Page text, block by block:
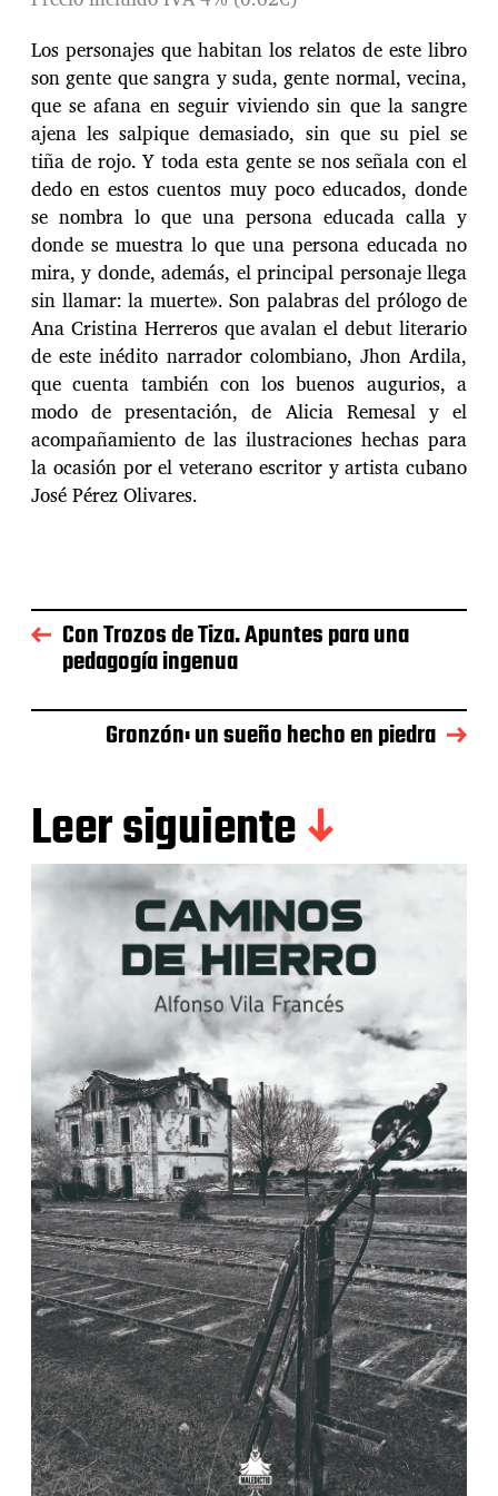
Los personajes que habitan los relatos de este libro
son gente que sangra y suda, gente normal, vecina,
que se afana en seguir viviendo sin que la sangre
ajena les salpique demasiado, sin que su piel se
tiña de rojo. Y toda esta gente se nos señala con el
dedo en estos cuentos muy poco educados, donde
se nombra lo que una persona educada calla y
donde se muestra lo que una persona educada no
mira, y donde, además, el principal personaje llega
sin llamar: la muerte». Son palabras del prólogo de
Ana Cristina Herreros que avalan el debut literario
de este inédito narrador colombiano, Jhon Ardila,
que cuenta también con los buenos augurios, a
modo de presentación, de Alicia Remesal y el
acompañamiento de las ilustraciones hechas para
la ocasión por el veterano escritor y artista cubano
José Pérez Olivares.
Con Trozos de Tiza. Apuntes para una
pedagogía ingenua
Gronzón: un sueño hecho en piedra
Leer siguiente